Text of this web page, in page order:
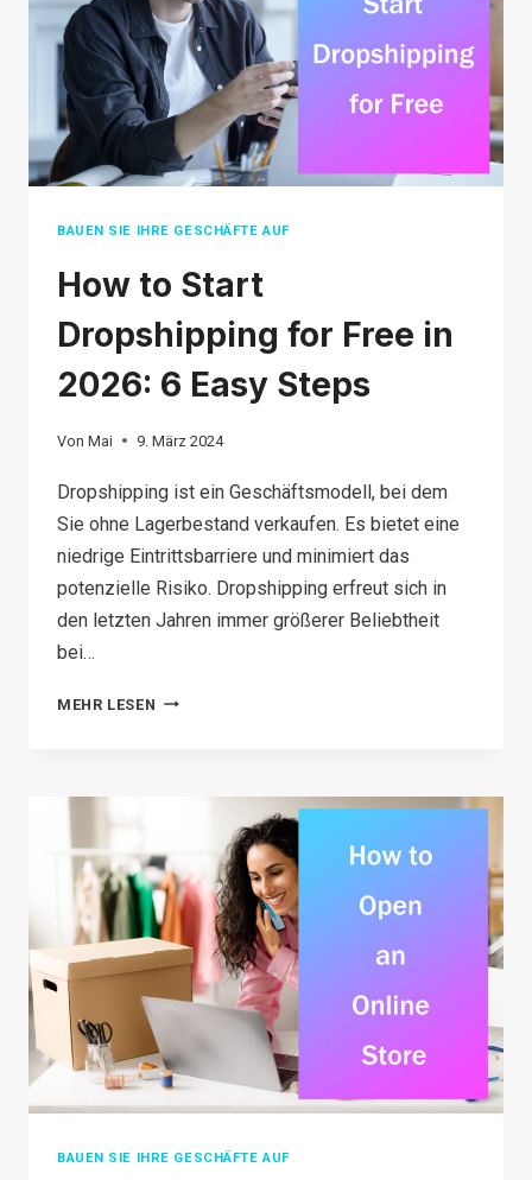
PRODUKTE
FÜR
DEN
DIREKTVERSAND
ZU
FINDEN
BAUEN SIE IHRE GESCHÄFTE AUF
How to Start
Dropshipping for Free in
2026: 6 Easy Steps
Von Mai 9. März 2024
Dropshipping ist ein Geschäftsmodell, bei dem
Sie ohne Lagerbestand verkaufen. Es bietet eine
niedrige Eintrittsbarriere und minimiert das
potenzielle Risiko. Dropshipping erfreut sich in
den letzten Jahren immer größerer Beliebtheit
bei…
MEHR LESEN HOW
DROPSHIPPING
FREE
IN
2026:
6 EASY
STEPS
BAUEN SIE IHRE GESCHÄFTE AUF